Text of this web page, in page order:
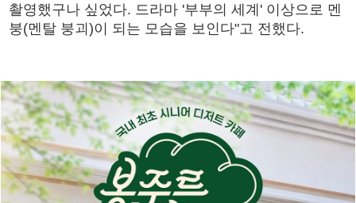
촬영했구나 싶었다. 드라마 '부부의 세계' 이상으로 멘
붕(멘탈 붕괴)이 되는 모습을 보인다"고 전했다.